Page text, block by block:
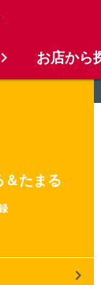
＆たまる
お店から